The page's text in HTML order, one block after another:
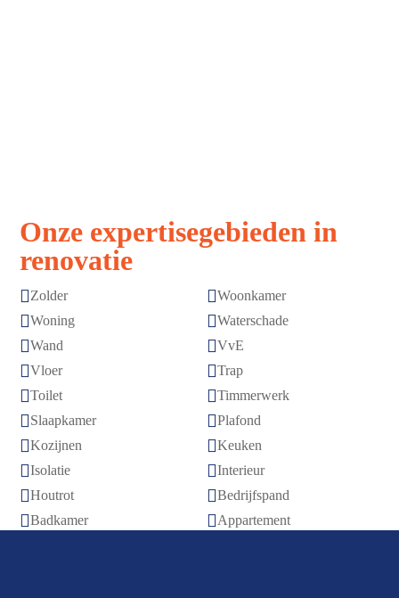
Onze expertisegebieden in
renovatie
Zolder Woonkamer
Woning Waterschade
Wand VvE
Vloer Trap
Toilet Timmerwerk
Slaapkamer Plafond
Kozijnen Keuken
Isolatie Interieur
Houtrot Bedrijfspand
Badkamer Appartement